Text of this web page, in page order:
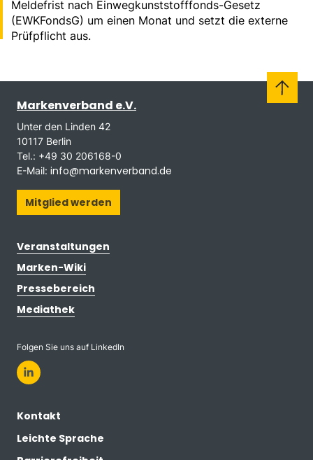
Meldefrist nach Einwegkunststofffonds-Gesetz
(EWKFondsG) um einen Monat und setzt die externe
Prüfpflicht aus.
Markenverband e.V.
Unter den Linden 42
10117 Berlin
Tel.: +49 30 206168-0
E-Mail: info@markenverband.de
Mitglied werden
Veranstaltungen
Marken-Wiki
Pressebereich
Mediathek
Folgen Sie uns auf LinkedIn
Kontakt
Leichte Sprache